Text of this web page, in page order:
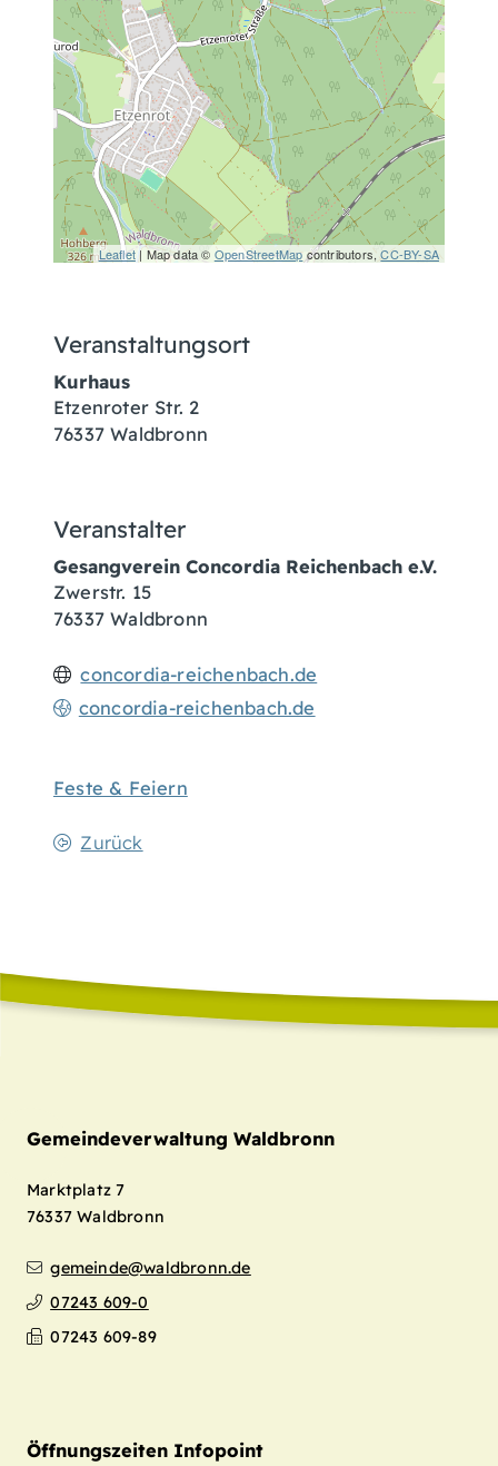
Leaflet| Map data © OpenStreetMap contributors,CC-BY-SA
Veranstaltungsort
Kurhaus
Etzenroter Str. 2
76337 Waldbronn
Veranstalter
Gesangverein Concordia Reichenbach e.V.
Zwerstr. 15
76337 Waldbronn
concordia-reichenbach.de
concordia-reichenbach.de
Feste & Feiern
Zurück
Gemeindeverwaltung Waldbronn
Marktplatz 7
76337 Waldbronn
gemeinde@waldbronn.de
07243 609-0
07243 609-89
Öffnungszeiten Infopoint